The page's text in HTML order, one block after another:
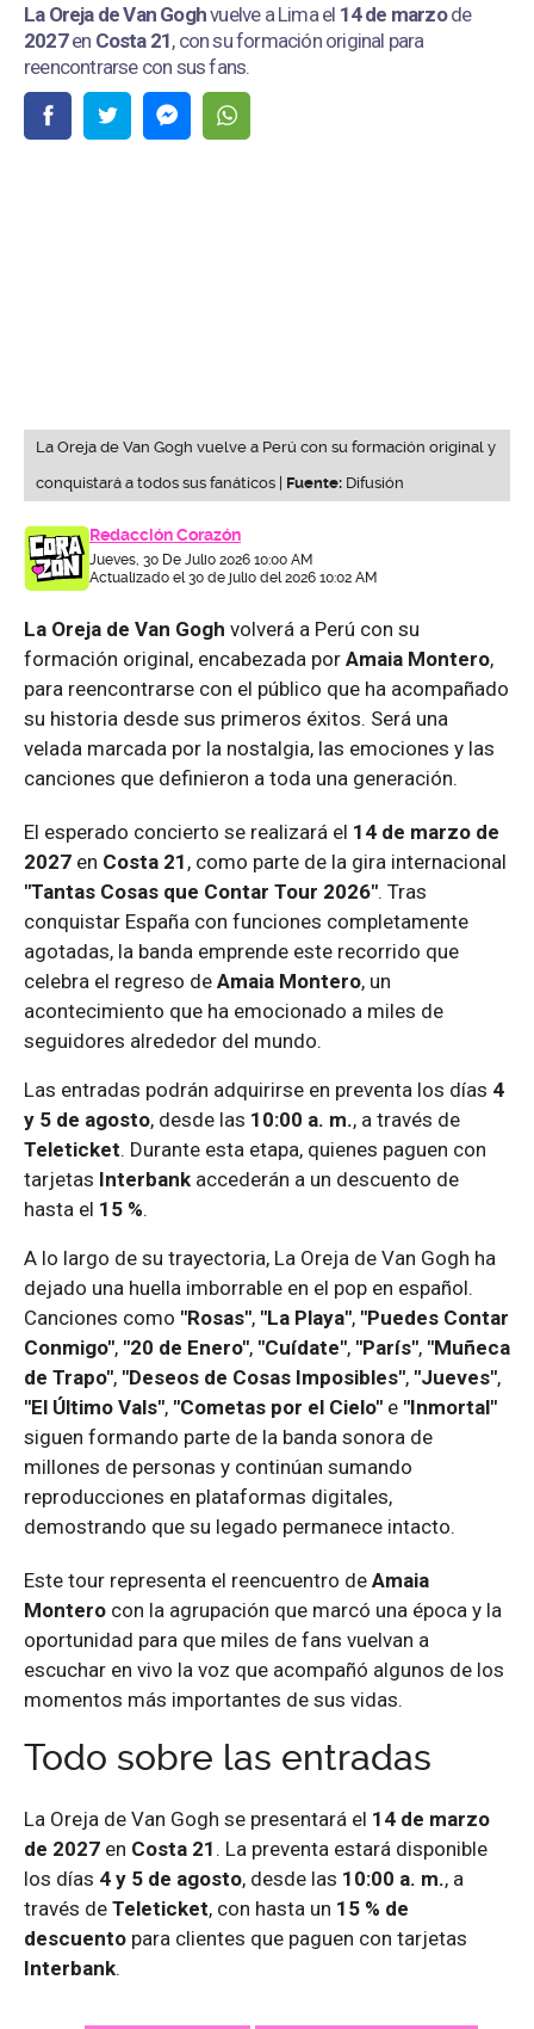
La Oreja de Van Goghvuelve a Lima el 14 de marzode
2027en Costa 21, con su formación original para
reencontrarse con sus fans.
La Oreja de Van Gogh vuelve a Perú con su formación original y
conquistará a todos sus fanáticos | Fuente: Difusión
Redacción Corazón
Jueves, 30 De Julio 2026 10:00 AM
Actualizado el 30 de julio del 2026 10:02 AM
La Oreja de Van Gogh volverá a Perú con su
formación original, encabezada por Amaia Montero,
para reencontrarse con el público que ha acompañado
su historia desde sus primeros éxitos. Será una
velada marcada por la nostalgia, las emociones y las
canciones que definieron a toda una generación.
El esperado concierto se realizará el 14 de marzo de
2027 en Costa 21 , como parte de la gira internacional
"Tantas Cosas que Contar Tour 2026". Tras
conquistar España con funciones completamente
agotadas, la banda emprende este recorrido que
celebra el regreso de Amaia Montero, un
acontecimiento que ha emocionado a miles de
seguidores alrededor del mundo.
Las entradas podrán adquirirse en preventa los días 4
y 5 de agosto, desde las 10:00 a. m., a través de
Teleticket. Durante esta etapa, quienes paguen con
tarjetas Interbank accederán a un descuento de
hasta el 15 %.
A lo largo de su trayectoria, La Oreja de Van Gogh ha
dejado una huella imborrable en el pop en español.
Canciones como "Rosas", "La Playa", "Puedes Contar
Conmigo", "20 de Enero", "Cuídate", "París", "Muñeca
de Trapo", "Deseos de Cosas Imposibles", "Jueves",
"El Último Vals", "Cometas por el Cielo" e "Inmortal"
siguen formando parte de la banda sonora de
millones de personas y continúan sumando
reproducciones en plataformas digitales,
demostrando que su legado permanece intacto.
Este tour representa el reencuentro de Amaia
Montero con la agrupación que marcó una época y la
oportunidad para que miles de fans vuelvan a
escuchar en vivo la voz que acompañó algunos de los
momentos más importantes de sus vidas.
Todo sobre las entradas
La Oreja de Van Gogh se presentará el 14 de marzo
de 2027 en Costa 21 . La preventa estará disponible
los días 4 y 5 de agosto, desde las 10:00 a. m., a
través de Teleticket, con hasta un 15 % de
descuento para clientes que paguen con tarjetas
Interbank.